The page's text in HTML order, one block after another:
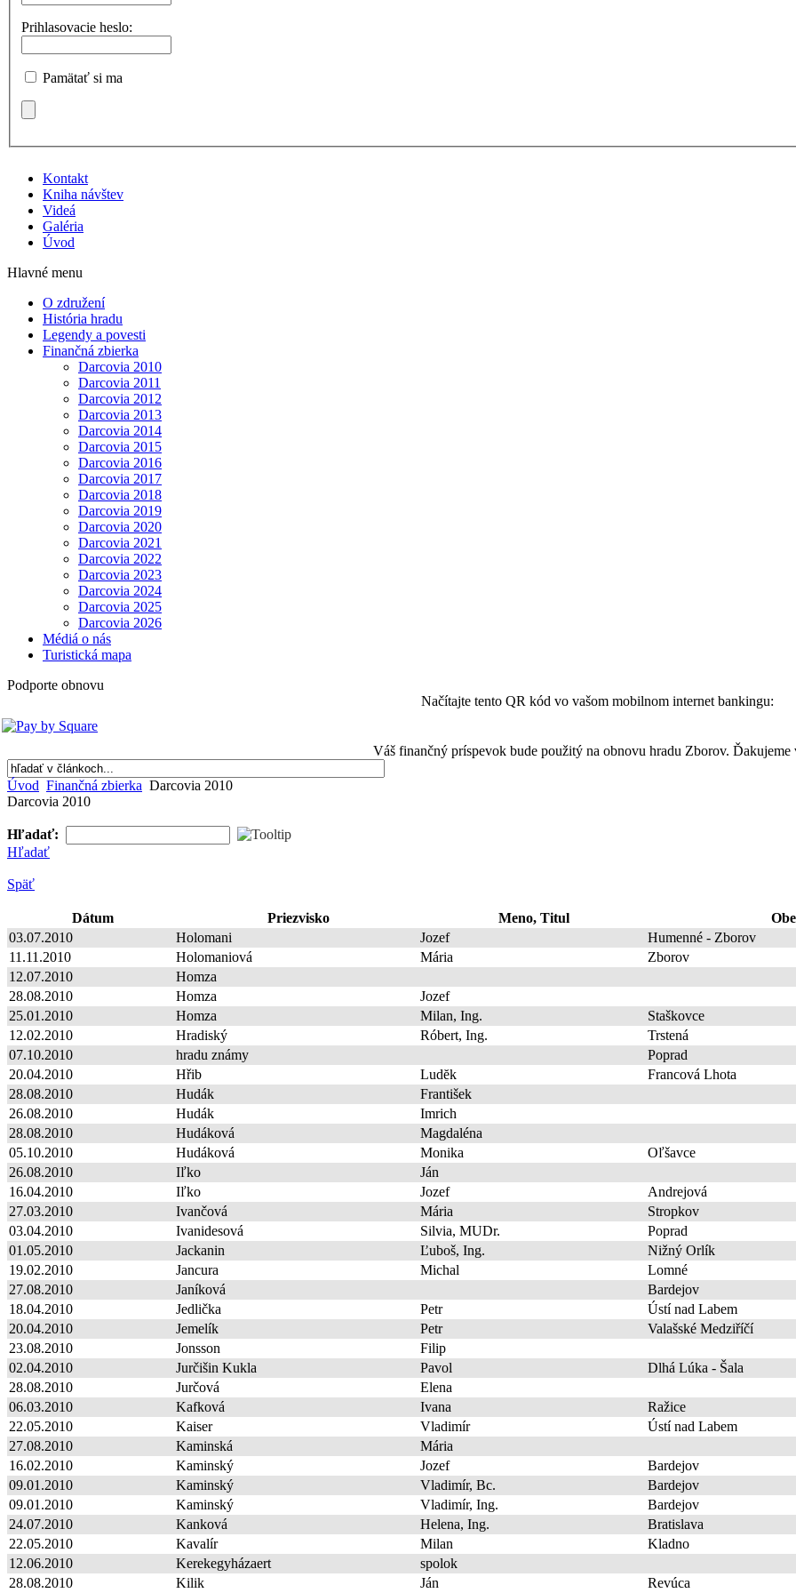
Prihlasovacie heslo:
Pamätať si ma
Kontakt
Kniha návštev
Videá
Galéria
Úvod
Hlavné menu
O združení
História hradu
Legendy a povesti
Finančná zbierka
Darcovia 2010
Darcovia 2011
Darcovia 2012
Darcovia 2013
Darcovia 2014
Darcovia 2015
Darcovia 2016
Darcovia 2017
Darcovia 2018
Darcovia 2019
Darcovia 2020
Darcovia 2021
Darcovia 2022
Darcovia 2023
Darcovia 2024
Darcovia 2025
Darcovia 2026
Médiá o nás
Turistická mapa
Podporte obnovu
Načítajte tento QR kód vo vašom mobilnom internet bankingu:
Váš finančný príspevok bude použitý na obnovu hradu Zborov. Ďakujeme
Úvod Finančná zbierka Darcovia 2010
Darcovia 2010
Hľadať:
Hľadať
Späť
Dátum Priezvisko Meno, Titul
03.07.2010
Holomani Jozef
Humenné - Zborov
11.11.2010
Holomaniová Mária
Zborov
12.07.2010
Homza
28.08.2010
Homza
Jozef
25.01.2010
Homza Milan, Ing.
Staškovce
12.02.2010
Hradiský Róbert, Ing.
Trstená
07.10.2010
hradu známy
Poprad
20.04.2010
Hřib Ludĕk
Francová Lhota
28.08.2010
Hudák
František
26.08.2010
Hudák
Imrich
28.08.2010
Hudáková
Magdaléna
05.10.2010
Hudáková Monika
Oľšavce
26.08.2010
Iľko
Ján
16.04.2010
Iľko Jozef
Andrejová
27.03.2010
Ivančová Mária
Stropkov
03.04.2010
Ivanidesová Silvia, MUDr.
Poprad
01.05.2010
Jackanin Ľuboš, Ing.
Nižný Orlík
19.02.2010
Jancura Michal
Lomné
27.08.2010
Janíková
Bardejov
18.04.2010
Jedlička Petr
Ústí nad Labem
20.04.2010
Jemelík Petr
Valašské Medziříčí
23.08.2010
Jonsson
Filip
02.04.2010
Jurčišin Kukla Pavol
Dlhá Lúka - Šala
28.08.2010
Jurčová
Elena
06.03.2010
Kafková Ivana
Ražice
22.05.2010
Kaiser Vladimír
Ústí nad Labem
27.08.2010
Kaminská
Mária
16.02.2010
Kaminský Jozef
Bardejov
09.01.2010
Kaminský Vladimír, Bc.
Bardejov
09.01.2010
Kaminský Vladimír, Ing.
Bardejov
24.07.2010
Kanková Helena, Ing.
Bratislava
22.05.2010
Kavalír Milan
Kladno
12.06.2010
Kerekegyházaert
spolok
28.08.2010
Kilik Ján Revúca